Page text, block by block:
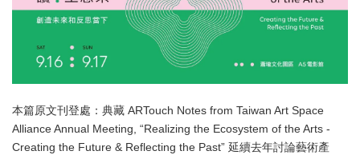
本篇原文刊登處：典藏 ARTouch Notes from Taiwan Art Space
Alliance Annual Meeting, “Realizing the Ecosystem of the Arts -
Creating the Future & Reflecting the Past” 延續去年討論藝術產